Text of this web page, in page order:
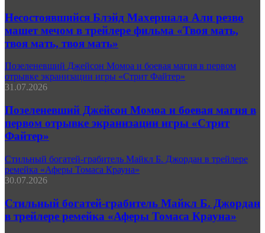
Несостоявшийся Блэйд Махершала Али резво
машет мечом в трейлере фильма «Твоя мать,
твоя мать, твоя мать»
Позеленевший Джейсон Момоа и боевая магия в первом
отрывке экранизации игры «Стрит Файтер»
31.07.2026
Позеленевший Джейсон Момоа и боевая магия в
первом отрывке экранизации игры «Стрит
Файтер»
Стильный богатей-грабитель Майкл Б. Джордан в трейлере
ремейка «Аферы Томаса Крауна»
30.07.2026
Стильный богатей-грабитель Майкл Б. Джордан
в трейлере ремейка «Аферы Томаса Крауна»